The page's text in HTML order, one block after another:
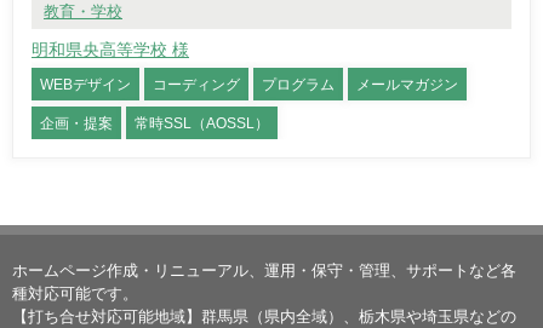
教育・学校
明和県央高等学校 様
WEBデザイン コーディング プログラム メールマガジン
企画・提案 常時SSL（AOSSL）
ホームページ作成・リニューアル、運用・保守・管理、サポートなど各
種対応可能です。
【打ち合せ対応可能地域】群馬県（県内全域）、栃木県や埼玉県などの